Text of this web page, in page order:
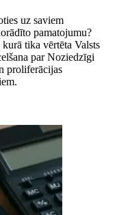
uz saviem
pamatojumu?
tika vērtēta Valsts
par Noziedzīgi
proliferācijas